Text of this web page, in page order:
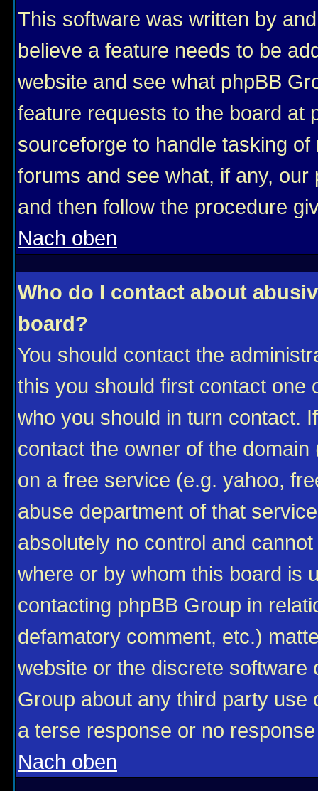
This software was written by
believe a feature needs to be
website and see what phpBB
feature requests to the board at
sourceforge to handle tasking
forums and see what, if any,
and then follow the procedure
Nach oben
Who do I contact about
board?
You should contact the
this you should first contact one
who you should in turn contact.
contact the owner of the
on a free service (e.g. yahoo,
abuse department of that
absolutely no control and
where or by whom this board is
contacting phpBB Group in
defamatory comment, etc.)
website or the discrete software
Group about any third party
a terse response or no
Nach oben